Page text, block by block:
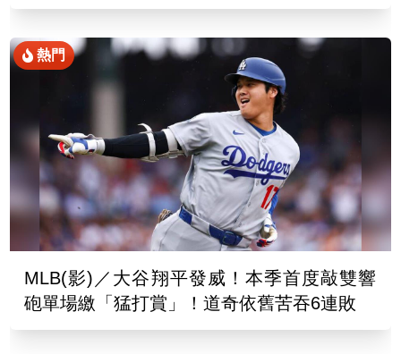
熱門
MLB(影)／大谷翔平發威！本季首度敲雙響
砲單場繳「猛打賞」！道奇依舊苦吞6連敗